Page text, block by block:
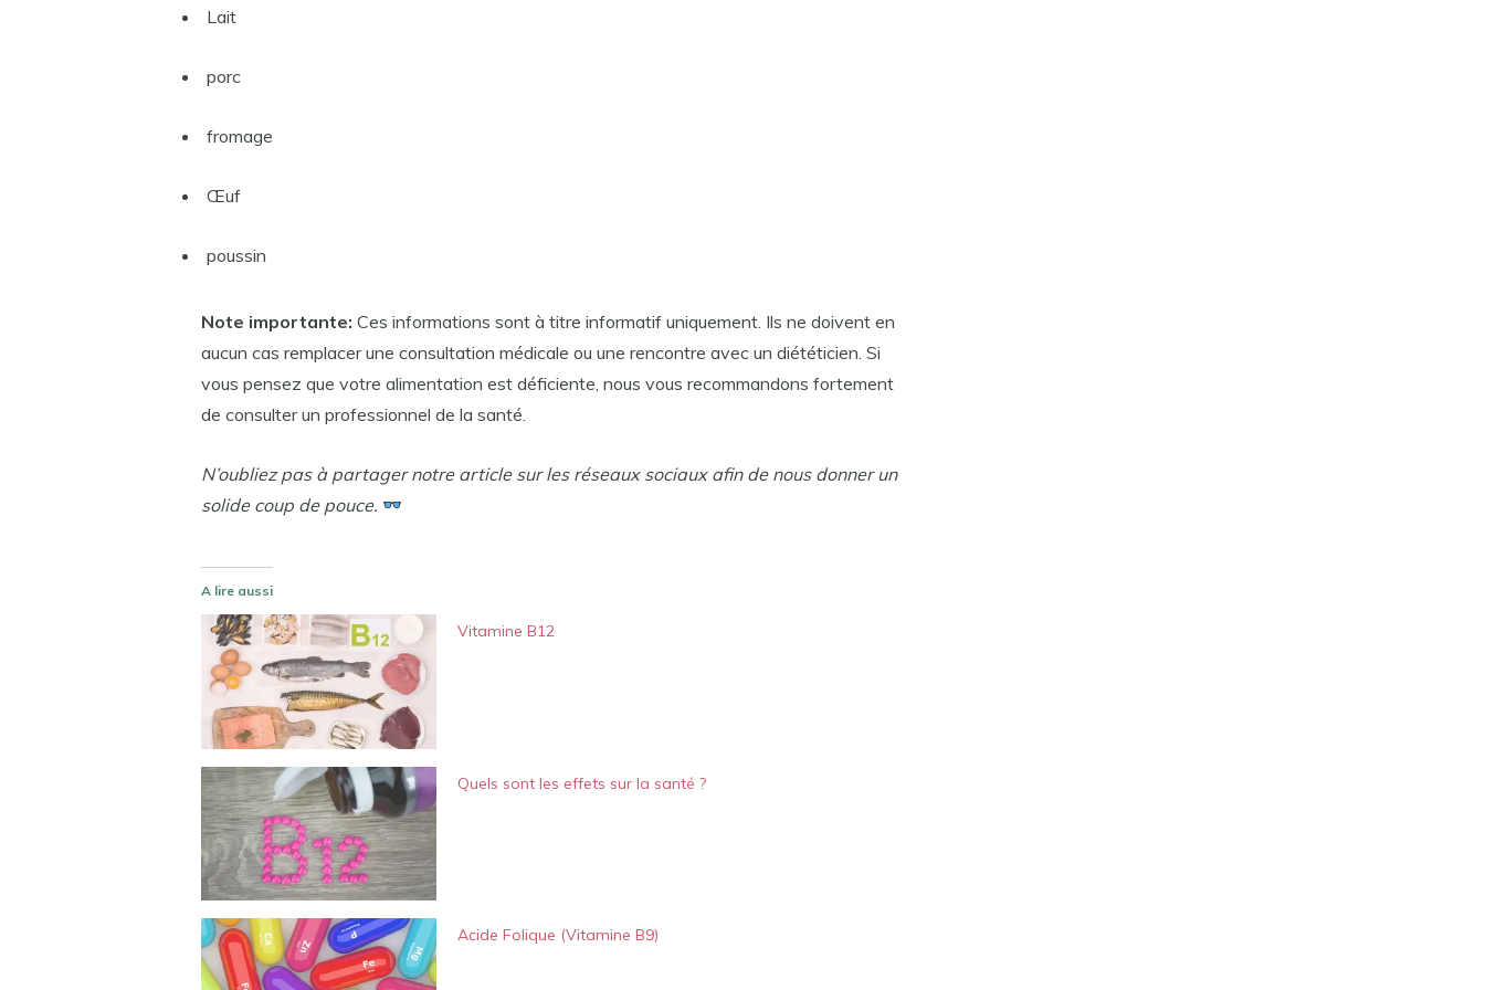
Lait
porc
fromage
Œuf
poussin
Note importante: Ces informations sont à titre informatif uniquement. Ils ne doivent en
aucun cas remplacer une consultation médicale ou une rencontre avec un diététicien. Si
vous pensez que votre alimentation est déficiente, nous vous recommandons fortement
de consulter un professionnel de la santé.
N’oubliez pas à partager notre article sur les réseaux sociaux afin de nous donner un
solide coup de pouce.
A lire aussi
Vitamine B12
Quels sont les effets sur la santé ?
Acide Folique (Vitamine B9)